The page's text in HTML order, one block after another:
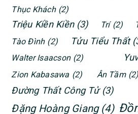
Thục Khách (2)
Triệu Kiền Kiền (3) Trí (2)
Tào Đình (2) Tửu Tiểu Thất
Walter Isaacson (2)
Zion Kabasawa (2) Ân Tầm (2)
Đường Thất Công Tử (3)
Đặng Hoàng Giang (4)